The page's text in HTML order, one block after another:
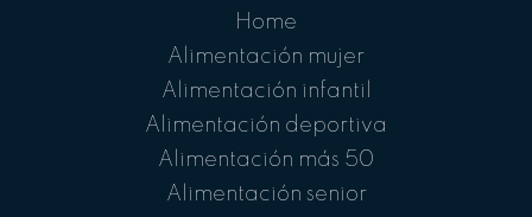
Home
Alimentación mujer
Alimentación infantil
Alimentación deportiva
Alimentación más 50
Alimentación senior